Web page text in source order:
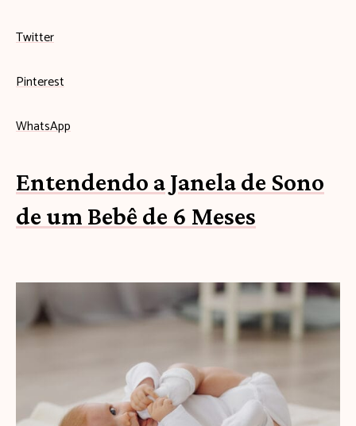
Twitter
Pinterest
WhatsApp
Entendendo a Janela de Sono
de um Bebê de 6 Meses